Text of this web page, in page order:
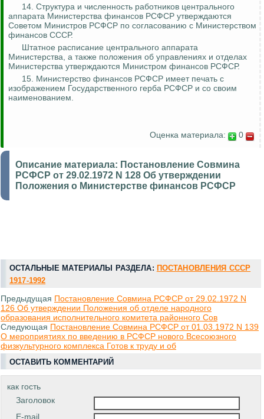
14. Структура и численность работников центрального
аппарата Министерства финансов РСФСР утверждаются
Советом Министров РСФСР по согласованию с Министерством
финансов СССР.
Штатное расписание центрального аппарата
Министерства, а также положения об управлениях и отделах
Министерства утверждаются Министром финансов РСФСР.
15. Министерство финансов РСФСР имеет печать с
изображением Государственного герба РСФСР и со своим
наименованием.
Оценка материала: 0
Описание материала: Постановление Совмина
РСФСР от 29.02.1972 N 128 Об утверждении
Положения о Министерстве финансов РСФСР
ОСТАЛЬНЫЕ МАТЕРИАЛЫ РАЗДЕЛА: ПОСТАНОВЛЕНИЯ СССР
1917-1992
Предыдущая Постановление Совмина РСФСР от 29.02.1972 N
126 Об утверждении Положения об отделе народного
образования исполнительного комитета районного Сов
Следующая Постановление Совмина РСФСР от 01.03.1972 N 139
О мероприятиях по введению в РСФСР нового Всесоюзного
физкультурного комплекса Готов к труду и об
ОСТАВИТЬ КОММЕНТАРИЙ
как гость
Заголовок
E-mail